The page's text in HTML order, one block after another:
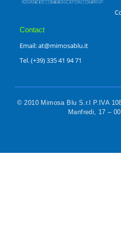
Contact
Email: at@mimosablu.it
Tel. (+39) 335 41 94 71
© 2010 Mimosa Blu S.r.l P.IVA
Manfredi, 17 –